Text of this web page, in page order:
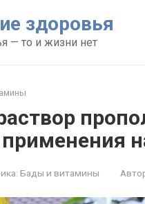
здоровья
— то и жизни нет
Бады и витамины